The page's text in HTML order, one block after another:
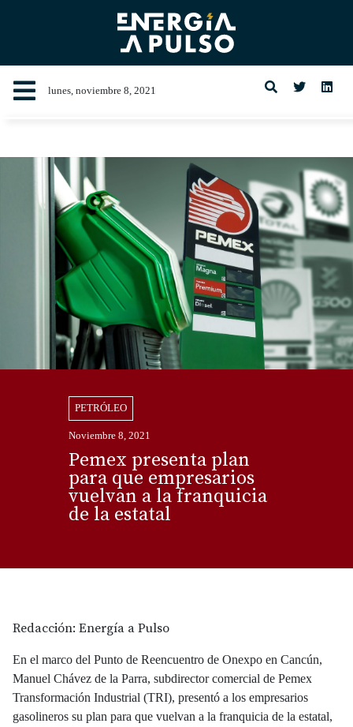
lunes, noviembre 8, 2021
PETRÓLEO
Noviembre 8, 2021
Pemex presenta plan
para que empresarios
vuelvan a la franquicia
de la estatal
Redacción: Energía a Pulso
En el marco del Punto de Reencuentro de Onexpo en Cancún,
Manuel Chávez de la Parra, subdirector comercial de Pemex
Transformación Industrial (TRI), presentó a los empresarios
gasolineros su plan para que vuelvan a la franquicia de la estatal,